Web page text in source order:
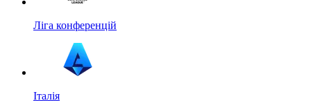
Ліга конференцій
Італія